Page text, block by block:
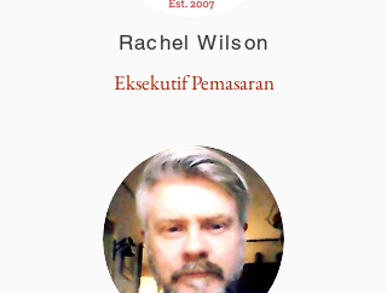
Rachel Wilson
Eksekutif Pemasaran